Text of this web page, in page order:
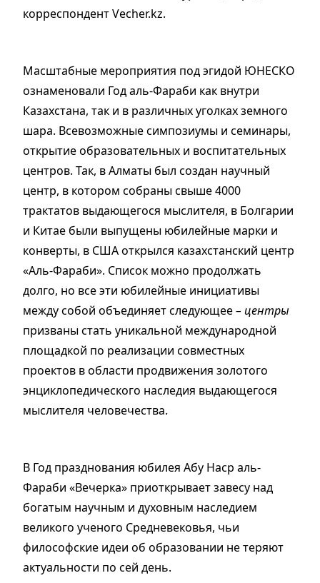
корреспондент Vecher.kz.
Масштабные мероприятия под эгидой ЮНЕСКО
ознаменовали Год аль-Фараби как внутри
Казахстана, так и в различных уголках земного
шара. Всевозможные симпозиумы и семинары,
открытие образовательных и воспитательных
центров. Так, в Алматы был создан научный
центр, в котором собраны свыше 4000
трактатов выдающегося мыслителя, в Болгарии
и Китае были выпущены юбилейные марки и
конверты, в США открылся казахстанский центр
«Аль-Фараби». Список можно продолжать
долго, но все эти юбилейные инициативы
между собой объединяет следующее– центры
призваны стать уникальной международной
площадкой по реализации совместных
проектов в области продвижения золотого
энциклопедического наследия выдающегося
мыслителя человечества.
В Год празднования юбилея Абу Наср аль-
Фараби «Вечерка» приоткрывает завесу над
богатым научным и духовным наследием
великого ученого Средневековья, чьи
философские идеи об образовании не теряют
актуальности по сей день.